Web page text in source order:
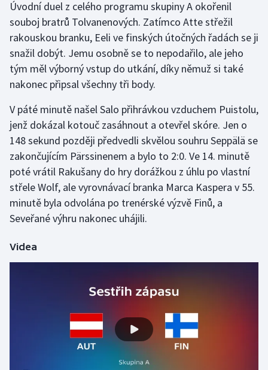
Úvodní duel z celého programu skupiny A okořenil
souboj bratrů Tolvanenových. Zatímco Atte střežil
rakouskou branku, Eeli ve finských útočných řadách se ji
snažil dobýt. Jemu osobně se to nepodařilo, ale jeho
tým měl výborný vstup do utkání, díky němuž si také
nakonec připsal všechny tři body.
V páté minutě našel Salo přihrávkou vzduchem Puistolu,
jenž dokázal kotouč zasáhnout a otevřel skóre. Jen o
148 sekund později předvedli skvělou souhru Seppälä se
zakončujícím Pärssinenem a bylo to 2:0. Ve 14. minutě
poté vrátil Rakušany do hry dorážkou z úhlu po vlastní
střele Wolf, ale vyrovnávací branka Marca Kaspera v 55.
minutě byla odvolána po trenérské výzvě Finů, a
Seveřané výhru nakonec uhájili.
Videa